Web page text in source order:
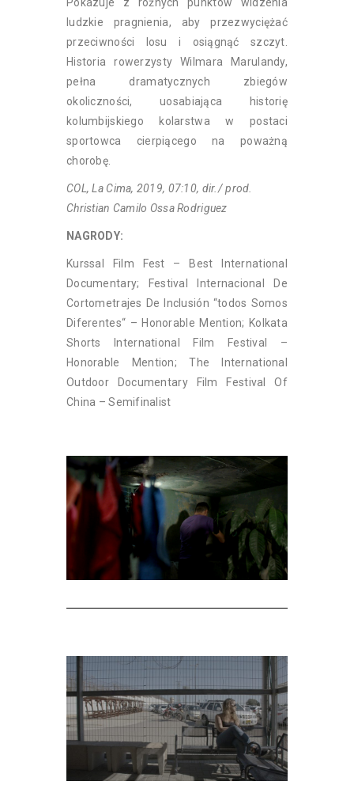
ludzkie pragnienia, aby przezwyciężać
przeciwności losu i osiągnąć szczyt.
Historia rowerzysty Wilmara Marulandy,
pełna dramatycznych zbiegów
okoliczności, uosabiająca historię
kolumbijskiego kolarstwa w postaci
sportowca cierpiącego na poważną
chorobę.
COL, La Cima, 2019, 07:10, dir./ prod.
Christian Camilo Ossa Rodriguez
NAGRODY:
Kurssal Film Fest – Best International
Documentary; Festival Internacional De
Cortometrajes De Inclusión “todos Somos
Diferentes“ – Honorable Mention; Kolkata
Shorts International Film Festival –
Honorable Mention; The International
Outdoor Documentary Film Festival Of
China – Semifinalist